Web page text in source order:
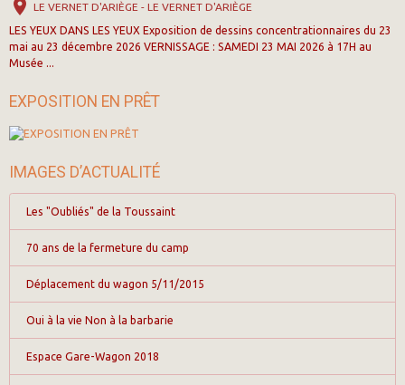
LE VERNET D'ARIÈGE - LE VERNET D'ARIÈGE
LES YEUX DANS LES YEUX Exposition de dessins concentrationnaires du 23
mai au 23 décembre 2026 VERNISSAGE : SAMEDI 23 MAI 2026 à 17H au
Musée ...
EXPOSITION EN PRÊT
IMAGES D’ACTUALITÉ
Les "Oubliés" de la Toussaint
70 ans de la fermeture du camp
Déplacement du wagon 5/11/2015
Oui à la vie Non à la barbarie
Espace Gare-Wagon 2018